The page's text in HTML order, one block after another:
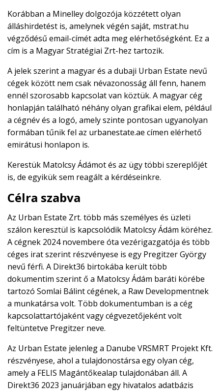
Korábban a Minelley dolgozója közzétett olyan
álláshirdetést is, amelynek végén saját, mstrat.hu
végződésű email-címét adta meg elérhetőségként. Ez a
cím is a Magyar Stratégiai Zrt-hez tartozik.
A jelek szerint a magyar és a dubaji Urban Estate nevű
cégek között nem csak névazonosság áll fenn, hanem
ennél szorosabb kapcsolat van köztük. A magyar cég
honlapján található néhány olyan grafikai elem, például
a cégnév és a logó, amely szinte pontosan ugyanolyan
formában tűnik fel az urbanestate.ae címen elérhető
emirátusi honlapon is.
Kerestük Matolcsy Ádámot és az ügy többi szereplőjét
is, de egyikük sem reagált a kérdéseinkre.
Célra szabva
Az Urban Estate Zrt. több más személyes és üzleti
szálon keresztül is kapcsolódik Matolcsy Ádám köréhez.
A cégnek 2024 novembere óta vezérigazgatója és több
céges irat szerint részvényese is egy Pregitzer György
nevű férfi. A Direkt36 birtokába került több
dokumentim szerint ő a Matolcsy Ádám baráti körébe
tartozó Somlai Bálint cégének, a Raw Developmentnek
a munkatársa volt. Több dokumentumban is a cég
kapcsolattartójaként vagy cégvezetőjeként volt
feltüntetve Pregitzer neve.
Az Urban Estate jelenleg a Danube VRSMRT Projekt Kft.
részvényese, ahol a tulajdonostársa egy olyan cég,
amely a FELIS Magántőkealap tulajdonában áll. A
Direkt36 2023 januárjában egy hivatalos adatbázis